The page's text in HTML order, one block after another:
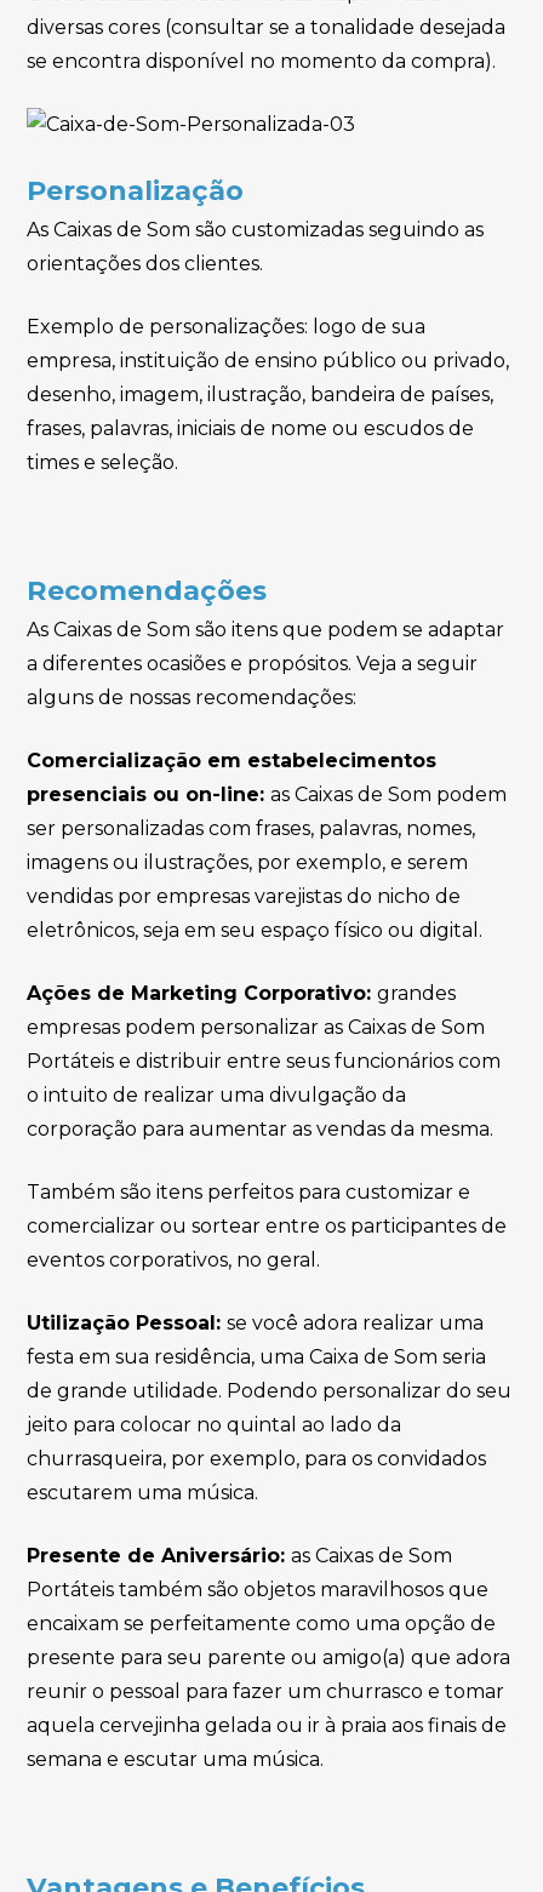
diversas cores (consultar se a tonalidade desejada
se encontra disponível no momento da compra).
Personalização
As Caixas de Som são customizadas seguindo as
orientações dos clientes.
Exemplo de personalizações: logo de sua
empresa, instituição de ensino público ou privado,
desenho, imagem, ilustração, bandeira de países,
frases, palavras, iniciais de nome ou escudos de
times e seleção.
Recomendações
As Caixas de Som são itens que podem se adaptar
a diferentes ocasiões e propósitos. Veja a seguir
alguns de nossas recomendações:
Comercialização em estabelecimentos
presenciais ou on-line:as Caixas de Som podem
ser personalizadas com frases, palavras, nomes,
imagens ou ilustrações, por exemplo, e serem
vendidas por empresas varejistas do nicho de
eletrônicos, seja em seu espaço físico ou digital.
Ações de Marketing Corporativo:grandes
empresas podem personalizar as Caixas de Som
Portáteis e distribuir entre seus funcionários com
o intuito de realizar uma divulgação da
corporação para aumentar as vendas da mesma.
Também são itens perfeitos para customizar e
comercializar ou sortear entre os participantes de
eventos corporativos, no geral.
Utilização Pessoal:se você adora realizar uma
festa em sua residência, uma Caixa de Som seria
de grande utilidade. Podendo personalizar do seu
jeito para colocar no quintal ao lado da
churrasqueira, por exemplo, para os convidados
escutarem uma música.
Presente de Aniversário:as Caixas de Som
Portáteis também são objetos maravilhosos que
encaixam se perfeitamente como uma opção de
presente para seu parente ou amigo(a) que adora
reunir o pessoal para fazer um churrasco e tomar
aquela cervejinha gelada ou ir à praia aos finais de
semana e escutar uma música.